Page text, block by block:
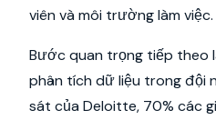
viên và môi trường làm việc.
Bước quan trọng tiếp theo
phân tích dữ liệu trong đội
sát của Deloitte, 70% các